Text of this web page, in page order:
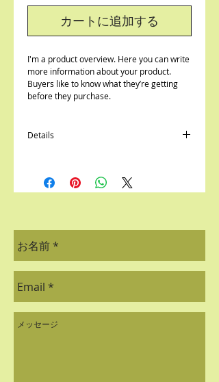
価
格
ル
価
格
カートに追加する
I'm a product overview. Here you can write
more information about your product.
Buyers like to know what they’re getting
before they purchase.
Details
as sizing, material, care instructions, and
cleaning instructions.